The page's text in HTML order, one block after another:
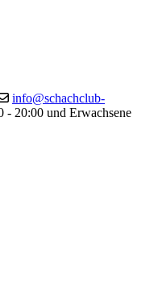
info@schachclub-
- 20:00 und Erwachsene